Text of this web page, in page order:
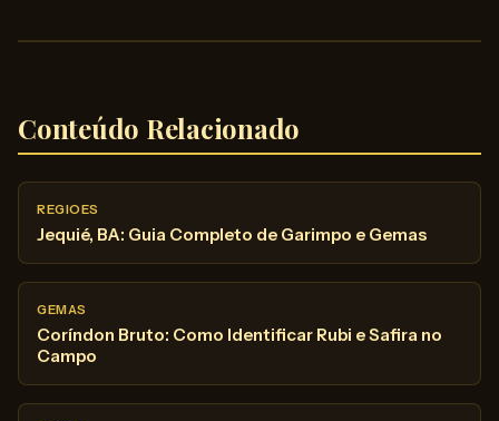
Conteúdo Relacionado
REGIOES
Jequié, BA: Guia Completo de Garimpo e Gemas
GEMAS
Coríndon Bruto: Como Identificar Rubi e Safira no
Campo